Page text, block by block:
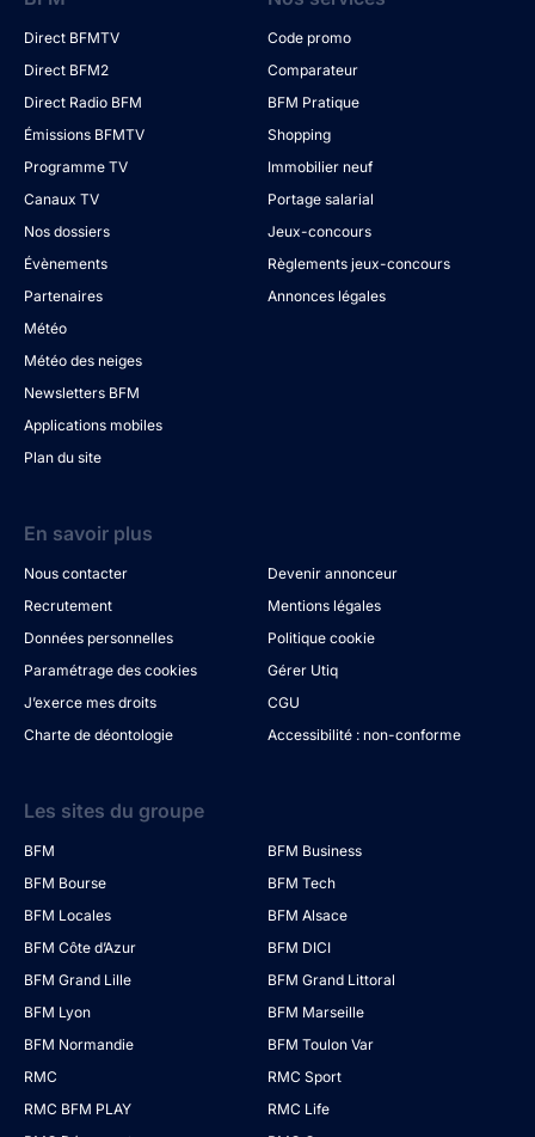
Direct BFMTV
Direct BFM2
Direct Radio BFM
Émissions BFMTV
Programme TV
Canaux TV
Nos dossiers
Évènements
Partenaires
Météo
Météo des neiges
Newsletters BFM
Applications mobiles
Plan du site
Code promo
Comparateur
BFM Pratique
Shopping
Immobilier neuf
Portage salarial
Jeux-concours
Règlements jeux-concours
Annonces légales
En savoir plus
Nous contacter
Devenir annonceur
Recrutement
Mentions légales
Données personnelles
Politique cookie
Paramétrage des cookies
Gérer Utiq
J’exerce mes droits
CGU
Charte de déontologie
Accessibilité : non-conforme
Les sites du groupe
BFM
BFM Business
BFM Bourse
BFM Tech
BFM Locales
BFM Alsace
BFM Côte d’Azur
BFM DICI
BFM Grand Lille
BFM Grand Littoral
BFM Lyon
BFM Marseille
BFM Normandie
BFM Toulon Var
RMC
RMC Sport
RMC BFM PLAY
RMC Life